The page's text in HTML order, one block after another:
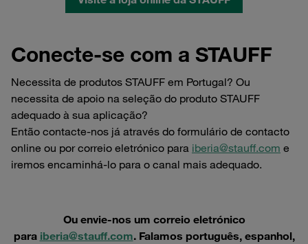
Conecte-se com a STAUFF
Necessita de produtos STAUFF em Portugal? Ou
necessita de apoio na seleção do produto STAUFF
adequado à sua aplicação?
Então contacte-nos já através do formulário de contacto
online ou por correio eletrónico para iberia@stauff.com e
iremos encaminhá-lo para o canal mais adequado.
Ou envie-nos um correio eletrónico
para iberia@stauff.com. Falamos português, espanhol,